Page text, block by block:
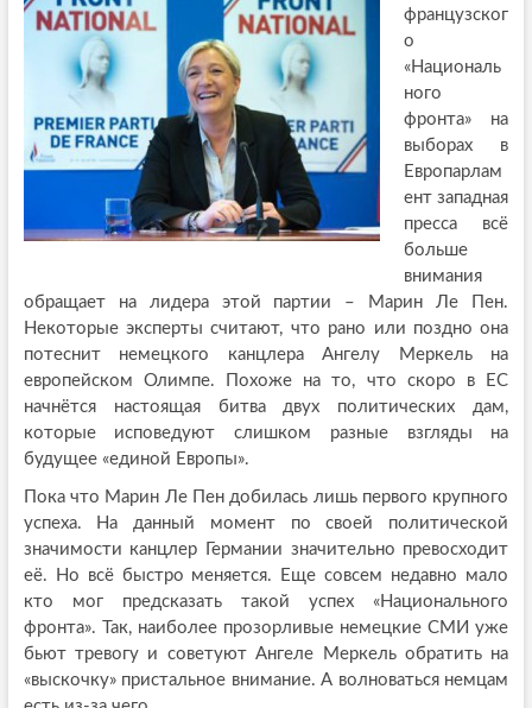
французског
о
«Националь
ного
фронта» на
выборах в
Европарлам
ент западная
пресса всё
больше
внимания
обращает на лидера этой партии – Марин Ле Пен.
Некоторые эксперты считают, что рано или поздно она
потеснит немецкого канцлера Ангелу Меркель на
европейском Олимпе. Похоже на то, что скоро в ЕС
начнётся настоящая битва двух политических дам,
которые исповедуют слишком разные взгляды на
будущее «единой Европы».
Пока что Марин Ле Пен добилась лишь первого крупного
успеха. На данный момент по своей политической
значимости канцлер Германии значительно превосходит
её. Но всё быстро меняется. Еще совсем недавно мало
кто мог предсказать такой успех «Национального
фронта». Так, наиболее прозорливые немецкие СМИ уже
бьют тревогу и советуют Ангеле Меркель обратить на
«выскочку» пристальное внимание. А волноваться немцам